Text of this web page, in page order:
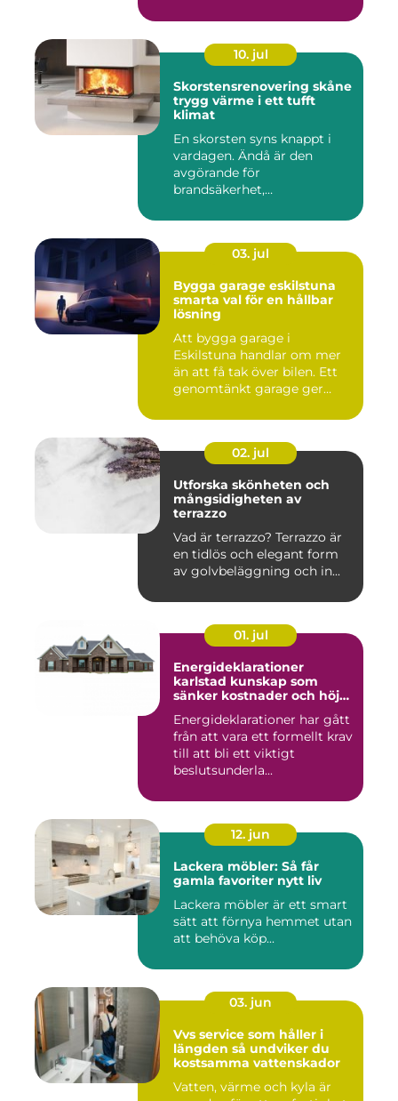
10. jul
Skorstensrenovering skåne
trygg värme i ett tufft
klimat
En skorsten syns knappt i
vardagen. Ändå är den
avgörande för
brandsäkerhet,
03. jul
Bygga garage eskilstuna
smarta val för en hållbar
lösning
Att bygga garage i
Eskilstuna handlar om mer
än att få tak över bilen. Ett
genomtänkt garage ger
02. jul
Utforska skönheten och
mångsidigheten av
terrazzo
Vad är terrazzo? Terrazzo är
en tidlös och elegant form
av golvbeläggning och in...
01. jul
Energideklarationer
karlstad kunskap som
sänker kostnader och höjer
Energideklarationer har gått
från att vara ett formellt krav
till att bli ett viktigt
beslutsunderla...
12. jun
Lackera möbler: Så får
gamla favoriter nytt liv
Lackera möbler är ett smart
sätt att förnya hemmet utan
att behöva köp...
03. jun
Vvs service som håller i
längden så undviker du
kostsamma vattenskador
Vatten, värme och kyla är